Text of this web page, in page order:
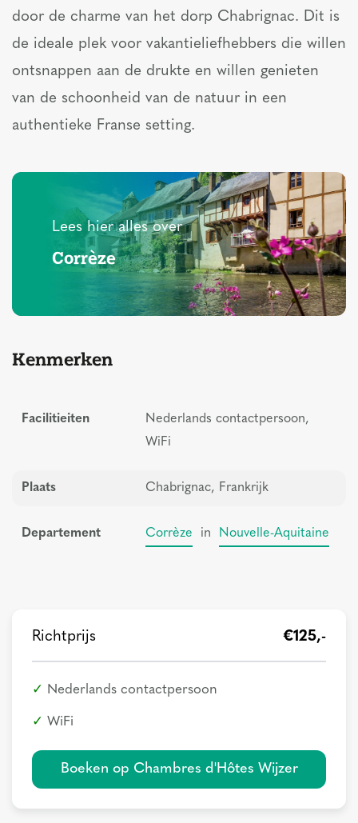
door de charme van het dorp Chabrignac. Dit is
de ideale plek voor vakantieliefhebbers die willen
ontsnappen aan de drukte en willen genieten
van de schoonheid van de natuur in een
authentieke Franse setting.
Lees hier alles over
Corrèze
Kenmerken
Facilitieiten
Nederlands contactpersoon,
WiFi
Plaats Chabrignac, Frankrijk
Departement Corrèze in Nouvelle-Aquitaine
Richtprijs €125,-
Nederlands contactpersoon
WiFi
Boeken op Chambres d'Hôtes Wijzer